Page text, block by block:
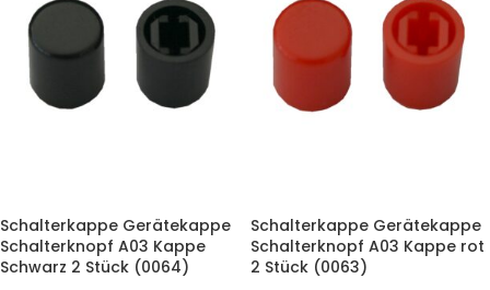
Schalterkappe Gerätekappe
Schalterknopf A03 Kappe
Schwarz 2 Stück (0064)
Schalterkappe Gerätekappe
Schalterknopf A03 Kappe rot
2 Stück (0063)